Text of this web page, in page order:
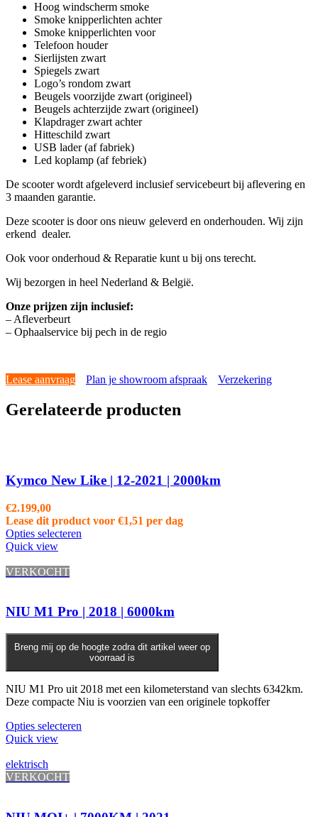
Hoog windscherm smoke
Smoke knipperlichten achter
Smoke knipperlichten voor
Telefoon houder
Sierlijsten zwart
Spiegels zwart
Logo’s rondom zwart
Beugels voorzijde zwart (origineel)
Beugels achterzijde zwart (origineel)
Klapdrager zwart achter
Hitteschild zwart
USB lader (af fabriek)
Led koplamp (af febriek)
De scooter wordt afgeleverd inclusief servicebeurt bij aflevering en
3 maanden garantie.
Deze scooter is door ons nieuw geleverd en onderhouden. Wij zijn
erkend dealer.
Ook voor onderhoud & Reparatie kunt u bij ons terecht.
Wij bezorgen in heel Nederland & België.
Onze prijzen zijn inclusief:
– Afleverbeurt
– Ophaalservice bij pech in de regio
Lease aanvraag Plan je showroom afspraak Verzekering
Gerelateerde producten
Kymco New Like | 12-2021 | 2000km
€2.199,00
Lease dit product voor €1,51 per dag
Opties selecteren
Quick view
VERKOCHT
NIU M1 Pro | 2018 | 6000km
Breng mij op de hoogte zodra dit artikel weer op
voorraad is
NIU M1 Pro uit 2018 met een kilometerstand van slechts 6342km.
Deze compacte Niu is voorzien van een originele topkoffer
Opties selecteren
Quick view
elektrisch
VERKOCHT